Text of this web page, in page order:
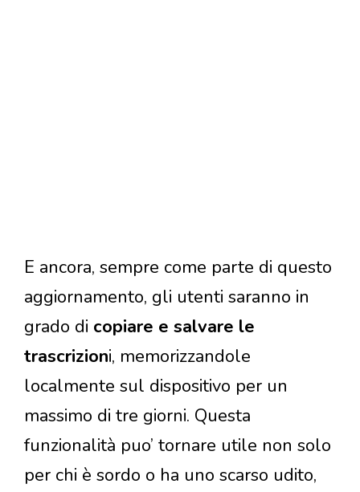
E ancora, sempre come parte di questo
aggiornamento, gli utenti saranno in
grado di copiare e salvare le
trascrizioni, memorizzandole
localmente sul dispositivo per un
massimo di tre giorni. Questa
funzionalità puo’ tornare utile non solo
per chi è sordo o ha uno scarso udito,